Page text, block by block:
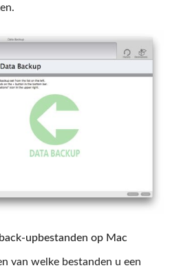
upbestanden op Mac
van welke bestanden u een